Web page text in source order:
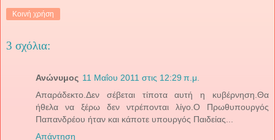
Κοινή χρήση
3 σχόλια:
Ανώνυμος 11 Μαΐου 2011 στις 12:29 π.μ.
Απαράδεκτο.Δεν σέβεται τίποτα αυτή η κυβέρνηση.Θα
ήθελα να ξέρω δεν ντρέπονται λίγο.Ο Πρωθυπουργός
Παπανδρέου ήταν και κάποτε υπουργός Παιδείας...
Απάντηση